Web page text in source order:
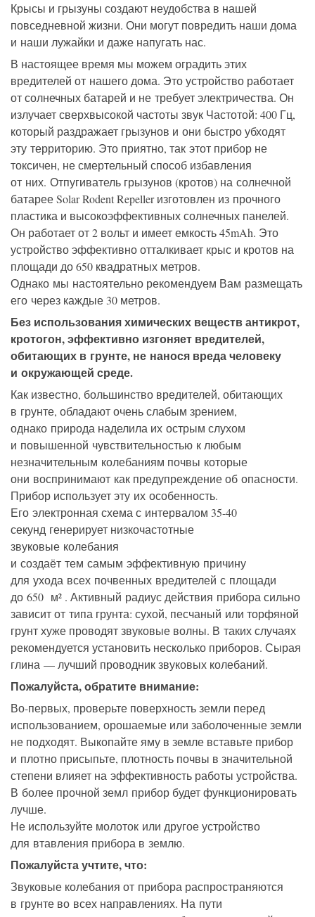
Крысы и грызуны создают неудобства в нашей
повседневной жизни. Они могут повредить наши дома
и наши лужайки и даже напугать нас.
В настоящее время мы можем оградитьэтих
вредителей от нашегодома. Это устройство работает
от солнечных батарей и не требуетэлектричества. Он
излучаетсверхвысокой частоты звук Частотой: 400 Гц,
который раздражает грызунов и они быстроубходят
эту территорию. Это приятно, так этот прибор не
токсичен, несмертельный способ избавления
от них. Отпугиватель грызунов (кротов) на солнечной
батарее Solar Rodent Repellerизготовлен из прочного
пластика и высокоэффективныхсолнечных панелей.
Он работаетот 2 вольт и имеет емкость45mAh. Это
устройствоэффективноотталкивает крыс и кротов на
площади до 650 квадратных метров.
Однако мы настоятельно рекомендуем Вам размещать
его через каждые 30 метров.
Без использования химических веществ антикрот,
кротогон, эффективно изгоняет вредителей,
обитающих в грунте, не нанося вреда человеку
и окружающей среде.
Как известно, большинство вредителей, обитающих
в грунте, обладают очень слабым зрением,
однако природа наделила их острым слухом
и повышенной чувствительностью к любым
незначительным колебаниям почвы которые
они воспринимают как предупреждение об опасности.
Прибор использует эту их особенность.
Его электронная схема с интервалом 35-40
секунд генерирует низкочастотные
звуковые колебания
и создаёт тем самым эффективную причину
для ухода всех почвенных вредителей с площади
до 650 м² . Активный радиус действия прибора сильно
зависит от типа грунта: сухой, песчаный или торфяной
грунт хуже проводят звуковые волны. В таких случаях
рекомендуется установить несколько приборов. Сырая
глина — лучший проводник звуковых колебаний.
Пожалуйста, обратите внимание:
Во-первых, проверьте поверхность земли перед
использованием, орошаемые или заболоченныеземли
не подходят. Выкопайте яму в земле вставьте прибор
и плотно присыпьте, плотность почвы в значительной
степени влияет на эффективность работы устройства.
В более прочной земл прибор будет функционировать
лучше.
Не используйте молоток или другое устройство
для втавления прибора в землю.
Пожалуйста учтите, что:
Звуковые колебания от прибора распространяются
в грунте во всех направлениях. На пути